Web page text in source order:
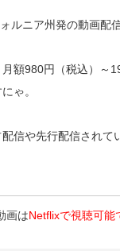
ルニア州発の動画配
額980円（税込）～
ゃ。
信や先行配信されて
画はNetflixで視聴可能